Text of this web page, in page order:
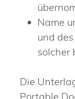
Name
und
solcher
Die
Portable